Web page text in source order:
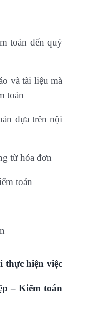
toán đến quý
và tài liệu mà
toán
dựa trên nội
từ hóa đơn
toán
thực hiện việc
– Kiểm toán